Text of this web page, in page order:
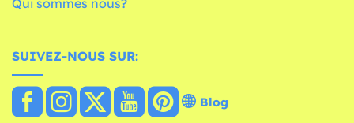
SUIVEZ-NOUS SUR:
Blog